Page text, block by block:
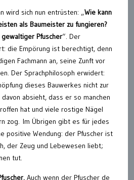
wird sich nun entrüsten: „Wie kann
als Baumeister zu fungieren?
Pfuscher“. Der
die Empörung ist berechtigt, denn
Fachmann an, seine Zunft vor
Der Sprachphilosoph erwidert:
dieses Bauwerkes nicht zur
absieht, dass er so manchen
hat und viele rostige Nägel
zog. Im Übrigen gibt es für jedes
positive Wendung: der Pfuscher ist
der Zeug und Lebewesen liebt;
tut.
Auch wenn der Pfuscher de